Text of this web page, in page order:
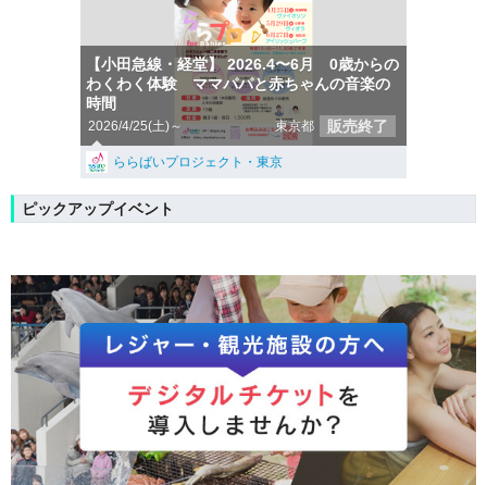
【小田急線・経堂】 2026.4〜6月 0歳からの
わくわく体験 ママパパと赤ちゃんの音楽の
時間
2026/4/25(土)～ 東京都 販売終了
ららばいプロジェクト・東京
ピックアップイベント